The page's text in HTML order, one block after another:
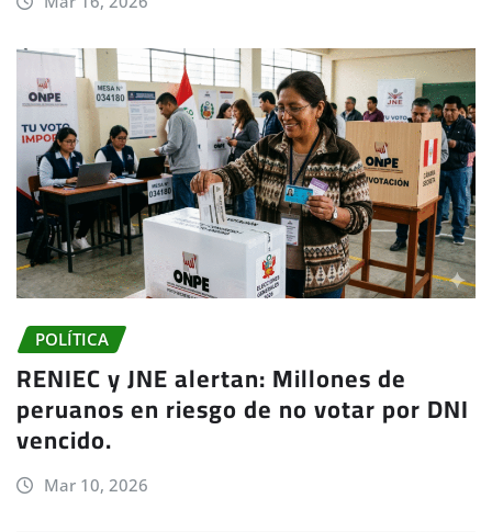
POLÍTICA
RENIEC y JNE alertan: Millones de
peruanos en riesgo de no votar por DNI
vencido.
Mar 10, 2026